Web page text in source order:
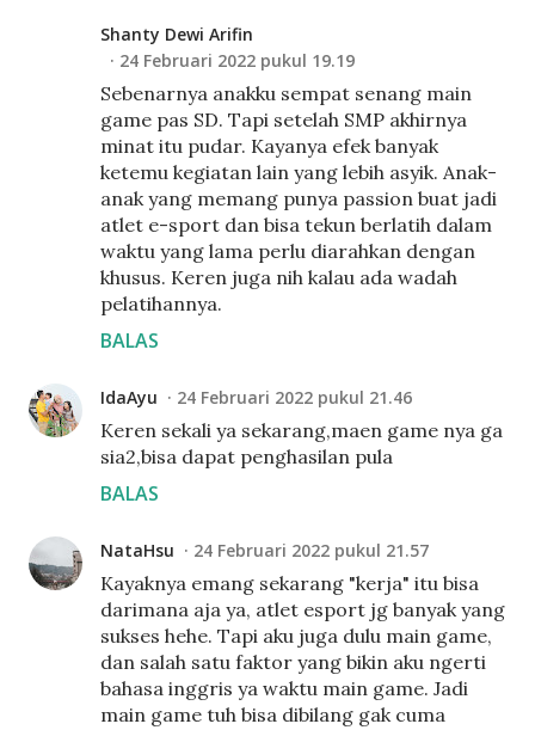
Shanty Dewi Arifin
24 Februari 2022 pukul 19.19
Sebenarnya anakku sempat senang main
game pas SD. Tapi setelah SMP akhirnya
minat itu pudar. Kayanya efek banyak
ketemu kegiatan lain yang lebih asyik. Anak-
anak yang memang punya passion buat jadi
atlet e-sport dan bisa tekun berlatih dalam
waktu yang lama perlu diarahkan dengan
khusus. Keren juga nih kalau ada wadah
pelatihannya.
BALAS
IdaAyu 24 Februari 2022 pukul 21.46
Keren sekali ya sekarang,maen game nya ga
sia2,bisa dapat penghasilan pula
BALAS
NataHsu 24 Februari 2022 pukul 21.57
Kayaknya emang sekarang "kerja" itu bisa
darimana aja ya, atlet esport jg banyak yang
sukses hehe. Tapi aku juga dulu main game,
dan salah satu faktor yang bikin aku ngerti
bahasa inggris ya waktu main game. Jadi
main game tuh bisa dibilang gak cuma